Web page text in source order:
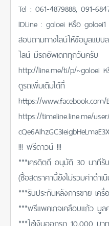
Tel : 061-4879888, 091-
IDLine : goloei หรือ
สอบถามทางไลน์ให้ข้อมูลแบ
ไลน์ มีรถอัพเดททุกวันครับ
http://line.me/ti/p/~goloei
ดูรถเพิ่มเติมได้ที่
https://
https://timeline.line.me/
!!! ฟรีดาวน์ !!!
***เครดิตดี อนุมัติ 30 นาทีรั
(ซื้อสดราคานี้ยังไม่รวมค่าดำ
***รับประกันหลังการขาย เค
***ฟรีแพคเกจเคลือบแก้ว มู
***ใช้เงินออกรถ 10,000 บาท